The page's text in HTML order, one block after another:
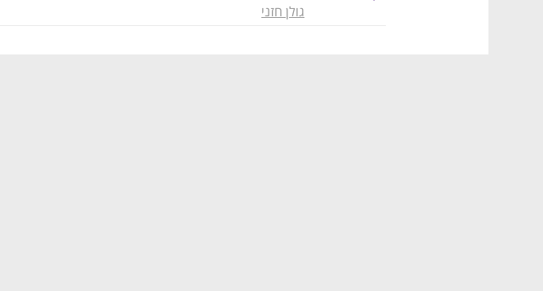
גולן חזני